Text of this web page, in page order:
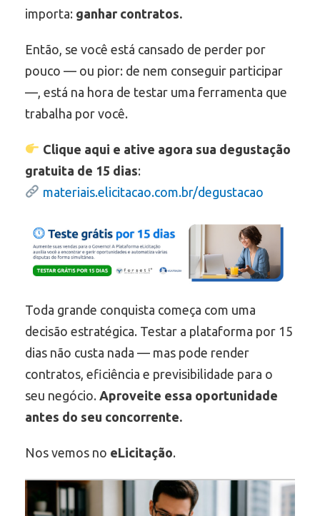
importa: ganhar contratos.
Então, se você está cansado de perder por
pouco — ou pior: de nem conseguir participar
—, está na hora de testar uma ferramenta que
trabalha por você.
Clique aqui e ative agora sua degustação
gratuita de 15 dias:
materiais.elicitacao.com.br/degustacao
Toda grande conquista começa com uma
decisão estratégica. Testar a plataforma por 15
dias não custa nada — mas pode render
contratos, eficiência e previsibilidade para o
seu negócio. Aproveite essa oportunidade
antes do seu concorrente.
Nos vemos no eLicitação.